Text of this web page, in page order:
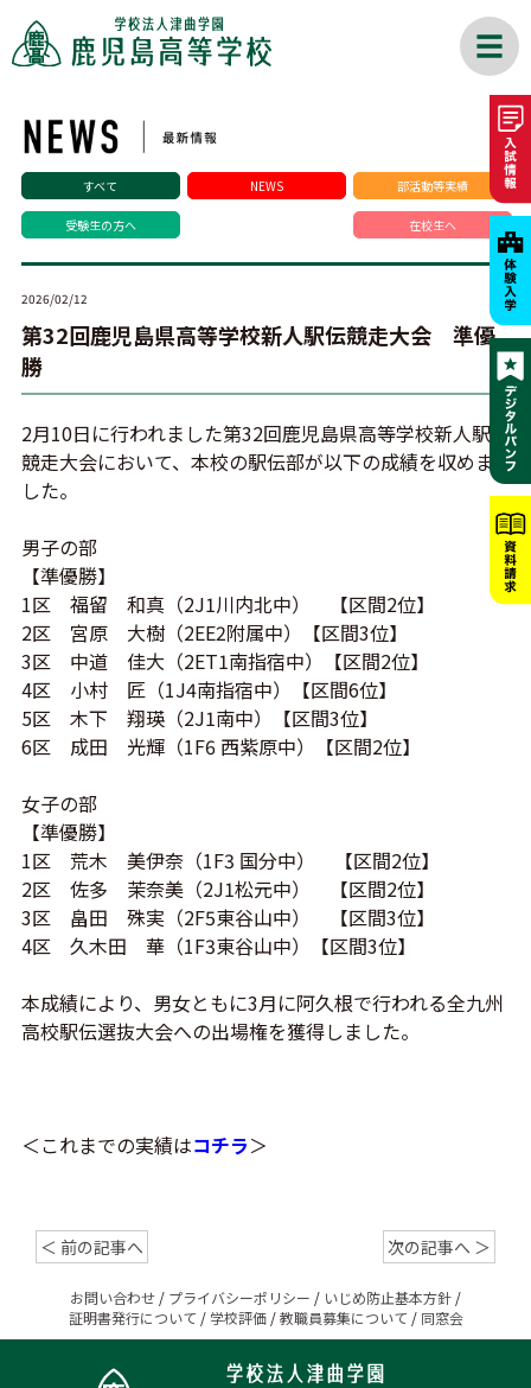
すべて NEWS 部活動等実績
受験生の方へ 在校生へ
2026/02/12
第32回鹿児島県高等学校新人駅伝競走大会 準優
勝
2月10日に行われました第32回鹿児島県高等学校新人駅伝
競走大会において、本校の駅伝部が以下の成績を収めま
した。
男子の部
【準優勝】
1区 福留 和真（2J1川内北中） 【区間2位】
2区 宮原 大樹（2EE2附属中）【区間3位】
3区 中道 佳大（2ET1南指宿中）【区間2位】
4区 小村 匠（1J4南指宿中）【区間6位】
5区 木下 翔瑛（2J1南中）【区間3位】
6区 成田 光輝（1F6 西紫原中）【区間2位】
女子の部
【準優勝】
1区 荒木 美伊奈（1F3 国分中） 【区間2位】
2区 佐多 茉奈美（2J1松元中） 【区間2位】
3区 畠田 殊実（2F5東谷山中） 【区間3位】
4区 久木田 華（1F3東谷山中）【区間3位】
本成績により、男女ともに3月に阿久根で行われる全九州
高校駅伝選抜大会への出場権を獲得しました。
＜これまでの実績はコチラ＞
＜ 前の記事へ 次の記事へ ＞
お問い合わせ / プライバシーポリシー / いじめ防止基本方針 /
証明書発行について / 学校評価/教職員募集について / 同窓会